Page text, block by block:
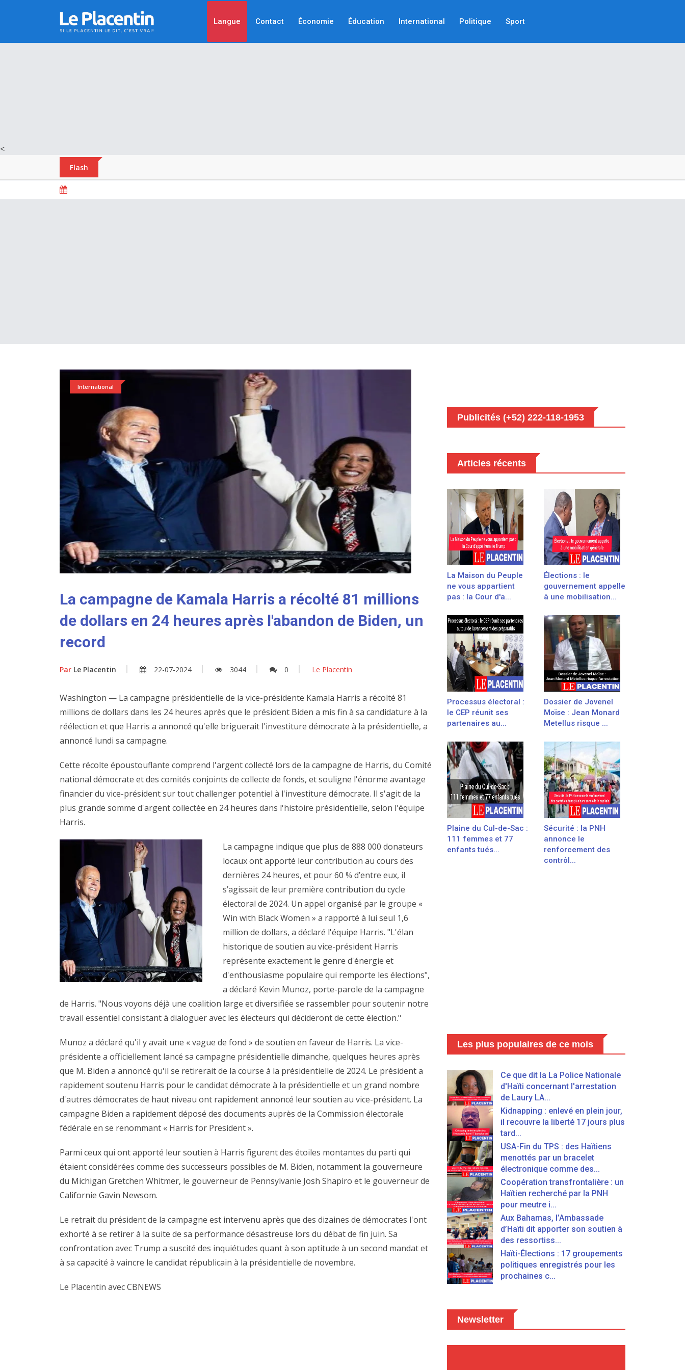
<
Langue Contact Économie Éducation International Politique Sport
Flash
International
La campagne de Kamala Harris a récolté 81 millions
de dollars en 24 heures après l'abandon de Biden, un
record
Par Le Placentin 22-07-2024 3044 0 Le Placentin
Washington — La campagne présidentielle de la vice-présidente Kamala Harris a récolté 81
millions de dollars dans les 24 heures après que le président Biden a mis fin à sa candidature à la
réélection et que Harris a annoncé qu'elle briguerait l'investiture démocrate à la présidentielle, a
annoncé lundi sa campagne.
Cette récolte époustouflante comprend l'argent collecté lors de la campagne de Harris, du Comité
national démocrate et des comités conjoints de collecte de fonds, et souligne l'énorme avantage
financier du vice-président sur tout challenger potentiel à l'investiture démocrate. Il s'agit de la
plus grande somme d'argent collectée en 24 heures dans l'histoire présidentielle, selon l'équipe
Harris.
La campagne indique que plus de 888 000 donateurs
locaux ont apporté leur contribution au cours des
dernières 24 heures, et pour 60 % d’entre eux, il
s’agissait de leur première contribution du cycle
électoral de 2024. Un appel organisé par le groupe «
Win with Black Women » a rapporté à lui seul 1,6
million de dollars, a déclaré l'équipe Harris. "L'élan
historique de soutien au vice-président Harris
représente exactement le genre d'énergie et
d'enthousiasme populaire qui remporte les élections",
a déclaré Kevin Munoz, porte-parole de la campagne
de Harris. "Nous voyons déjà une coalition large et diversifiée se rassembler pour soutenir notre
travail essentiel consistant à dialoguer avec les électeurs qui décideront de cette élection."
Munoz a déclaré qu'il y avait une « vague de fond » de soutien en faveur de Harris. La vice-
présidente a officiellement lancé sa campagne présidentielle dimanche, quelques heures après
que M. Biden a annoncé qu'il se retirerait de la course à la présidentielle de 2024. Le président a
rapidement soutenu Harris pour le candidat démocrate à la présidentielle et un grand nombre
d'autres démocrates de haut niveau ont rapidement annoncé leur soutien au vice-président. La
campagne Biden a rapidement déposé des documents auprès de la Commission électorale
fédérale en se renommant « Harris for President ».
Parmi ceux qui ont apporté leur soutien à Harris figurent des étoiles montantes du parti qui
étaient considérées comme des successeurs possibles de M. Biden, notamment la gouverneure
du Michigan Gretchen Whitmer, le gouverneur de Pennsylvanie Josh Shapiro et le gouverneur de
Californie Gavin Newsom.
Le retrait du président de la campagne est intervenu après que des dizaines de démocrates l'ont
exhorté à se retirer à la suite de sa performance désastreuse lors du débat de fin juin. Sa
confrontation avec Trump a suscité des inquiétudes quant à son aptitude à un second mandat et
à sa capacité à vaincre le candidat républicain à la présidentielle de novembre.
Le Placentin avec CBNEWS
Publicités (+52) 222-118-1953
Articles récents
La Maison du Peuple
ne vous appartient
pas : la Cour d'a...
Élections : le
gouvernement appelle
à une mobilisation...
Processus électoral :
le CEP réunit ses
partenaires au...
Dossier de Jovenel
Moïse : Jean Monard
Metellus risque ...
Plaine du Cul-de-Sac :
111 femmes et 77
enfants tués...
Sécurité : la PNH
annonce le
renforcement des
contrôl...
Les plus populaires de ce mois
Ce que dit la La Police Nationale
d'Haïti concernant l'arrestation
de Laury LA...
Kidnapping : enlevé en plein jour,
il recouvre la liberté 17 jours plus
tard...
USA-Fin du TPS : des Haïtiens
menottés par un bracelet
électronique comme des...
Coopération transfrontalière : un
Haïtien recherché par la PNH
pour meutre i...
Aux Bahamas, l’Ambassade
d’Haïti dit apporter son soutien à
des ressortiss...
Haïti-Élections : 17 groupements
politiques enregistrés pour les
prochaines c...
Newsletter